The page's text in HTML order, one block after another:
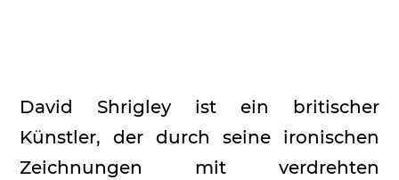
David Shrigley ist ein britischer
Künstler, der durch seine ironischen
Zeichnungen mit verdrehten